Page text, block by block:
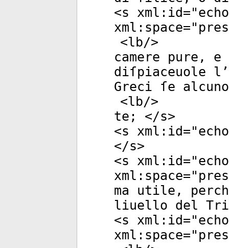
<s xml:id="
xml:space="
<lb/>
camere pure,
diſpiaceuole
Greci ſe
<lb/>
te; </s>
<s xml:id="
</s>
<s xml:id="
xml:space="
ma utile,
liuello del
<s xml:id="
xml:space="